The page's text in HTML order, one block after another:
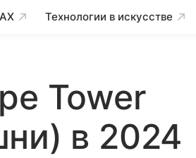
Технологии в искусстве
Tower
в 2024